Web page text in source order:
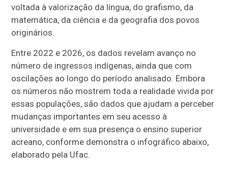
voltada à valorização da língua, do grafismo, da
matemática, da ciência e da geografia dos povos
originários.
Entre 2022 e 2026, os dados revelam avanço no
número de ingressos indígenas, ainda que com
oscilações ao longo do período analisado. Embora
os números não mostrem toda a realidade vivida por
essas populações, são dados que ajudam a perceber
mudanças importantes em seu acesso à
universidade e em sua presença o ensino superior
acreano, conforme demonstra o infográfico abaixo,
elaborado pela Ufac.